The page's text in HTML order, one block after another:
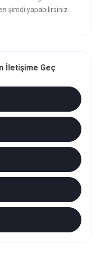
şimdi yapabilirsiniz.
İletişime Geç